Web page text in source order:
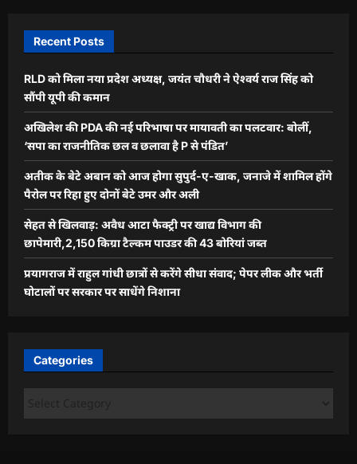
Recent Posts
RLD को मिला नया प्रदेश अध्यक्ष, जयंत चौधरी ने ऐश्वर्य राज सिंह को
सौंपी यूपी की कमान
अखिलेश की PDA की नई परिभाषा पर मायावती का पलटवार: बोलीं,
‘सपा का राजनीतिक छल व छलावा है P से पंडित’
अतीक के बेटे अबान को आज होगा सुपुर्द-ए-खाक, जनाजे में शामिल होंगे
पैरोल पर रिहा हुए दोनों बेटे उमर और अली
सेहत से खिलवाड़: अवैध आटा फैक्ट्री पर खाद्य विभाग की
छापेमारी,2,150 किग्रा टैल्कम पाउडर की 43 बोरियां जब्त
प्रयागराज में राहुल गांधी छात्रों से करेंगे सीधा संवाद; पेपर लीक और भर्ती
घोटालों पर सरकार पर साधेंगे निशाना
Categories